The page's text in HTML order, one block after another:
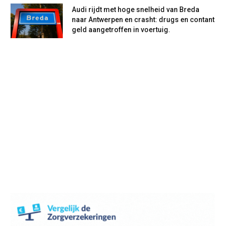
Audi rijdt met hoge snelheid van Breda
naar Antwerpen en crasht: drugs en contant
geld aangetroffen in voertuig.